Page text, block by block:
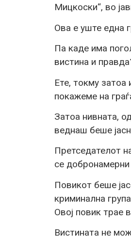
Мицкоски“, во
Ова е уште една
Па каде има
вистина и
Ете, токму
покажеме на
Затоа нивната,
веднаш беше
Претседателот
се
Повикот беше
криминална
Овој повик трае
Вистината не